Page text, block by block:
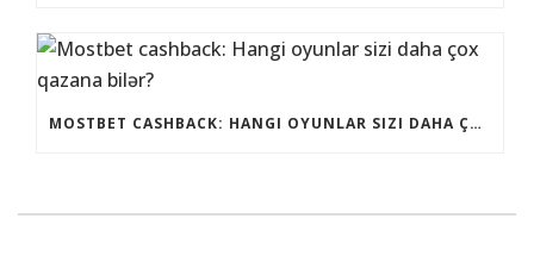
MOSTBET CASHBACK: HANGI OYUNLAR SIZI DAHA ÇOX QAZANA BILƏR?